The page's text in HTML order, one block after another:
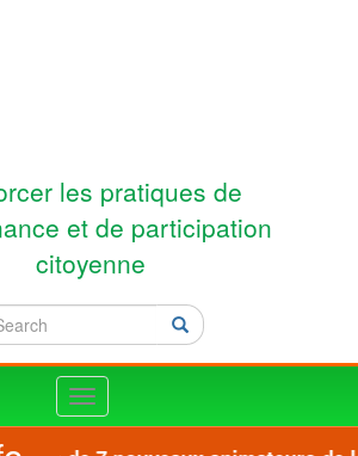
les pratiques de
et de participation
citoyenne
Search
Toggle
navigation